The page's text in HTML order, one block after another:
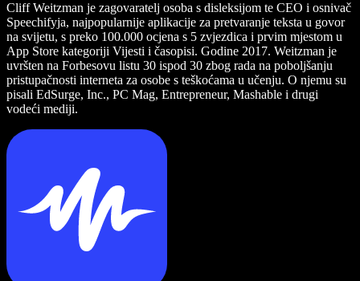
Cliff Weitzman je zagovaratelj osoba s disleksijom te CEO i osnivač
Speechifyja, najpopularnije aplikacije za pretvaranje teksta u govor
na svijetu, s preko 100.000 ocjena s 5 zvjezdica i prvim mjestom u
App Store kategoriji Vijesti i časopisi. Godine 2017. Weitzman je
uvršten na Forbesovu listu 30 ispod 30 zbog rada na poboljšanju
pristupačnosti interneta za osobe s teškoćama u učenju. O njemu su
pisali EdSurge, Inc., PC Mag, Entrepreneur, Mashable i drugi
vodeći mediji.